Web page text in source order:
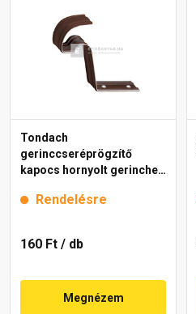
Tondach
gerinccseréprögzítő
kapocs hornyolt gerinchez
Rendelésre
160 Ft / db
Megnézem